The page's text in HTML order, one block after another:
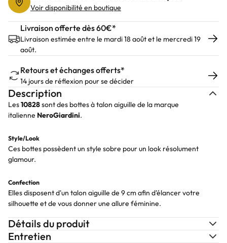
Voir disponibilité en boutique
Livraison offerte dès 60€*
Livraison estimée entre le mardi 18 août et le mercredi 19
août.
Retours et échanges offerts*
14 jours de réflexion pour se décider
Description
Les10828sont des bottes à talon aiguille de la marque
italienne NeroGiardini.
Style/Look
Ces bottes possèdent un style sobre pour un look résolument
glamour.
Confection
Elles disposent d'un talon aiguille de 9 cm afin d'élancer votre
silhouette et de vous donner une allure féminine.
Détails du produit
Entretien